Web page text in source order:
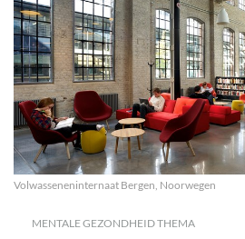
Volwasseneninternaat Bergen, Noorwegen
MENTALE GEZONDHEID THEMA